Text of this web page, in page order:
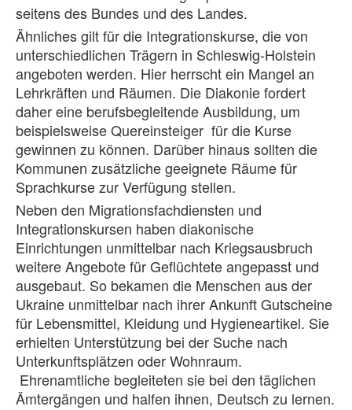
seitens des Bundes und des Landes.
Ähnliches gilt für die Integrationskurse, die von
unterschiedlichen Trägern in Schleswig-Holstein
angeboten werden. Hier herrscht ein Mangel an
Lehrkräften und Räumen. Die Diakonie fordert
daher eine berufsbegleitende Ausbildung, um
beispielsweise Quereinsteiger für die Kurse
gewinnen zu können. Darüber hinaus sollten die
Kommunen zusätzliche geeignete Räume für
Sprachkurse zur Verfügung stellen.
Neben den Migrationsfachdiensten und
Integrationskursen haben diakonische
Einrichtungen unmittelbar nach Kriegsausbruch
weitere Angebote für Geflüchtete angepasst und
ausgebaut. So bekamen die Menschen aus der
Ukraine unmittelbar nach ihrer Ankunft Gutscheine
für Lebensmittel, Kleidung und Hygieneartikel. Sie
erhielten Unterstützung bei der Suche nach
Unterkunftsplätzen oder Wohnraum.
Ehrenamtliche begleiteten sie bei den täglichen
Ämtergängen und halfen ihnen, Deutsch zu lernen.